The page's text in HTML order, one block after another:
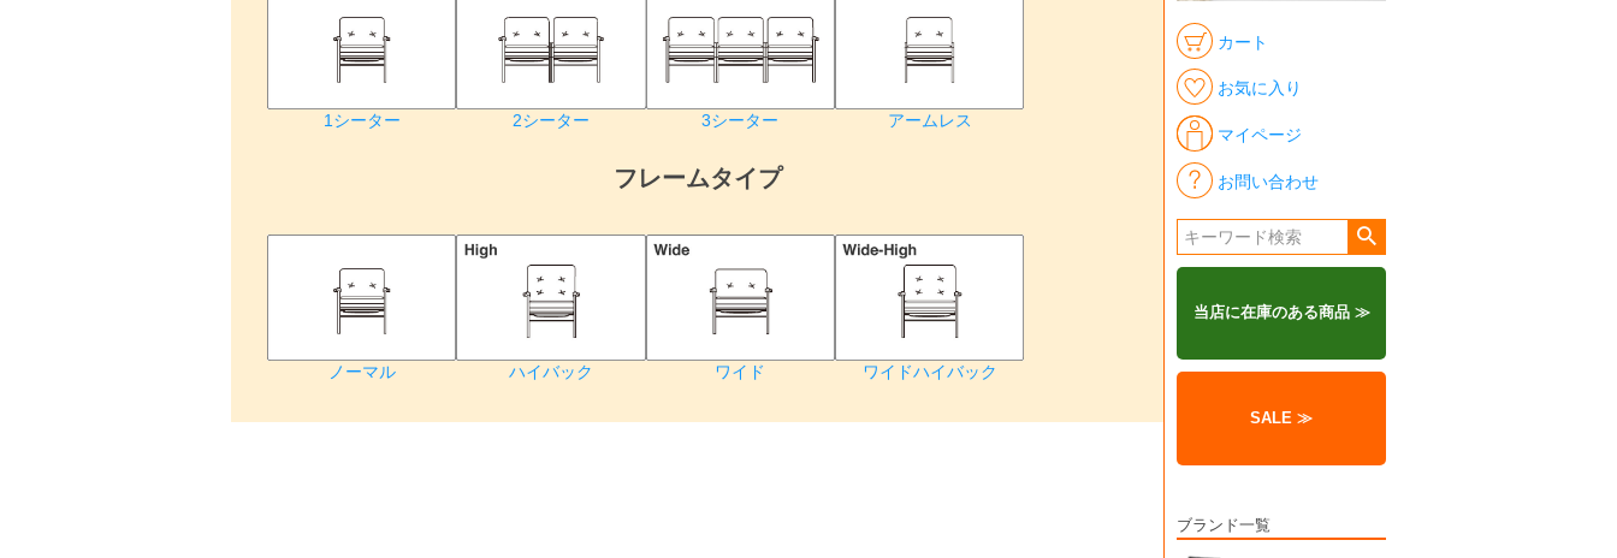
1シーター 2シーター 3シーター アームレス
フレームタイプ
ノーマル ハイバック ワイド ワイドハイバック
カート
お気に入り
マイページ
お問い合わせ
検索
当店に在庫のある商品 ≫
SALE ≫
ブランド一覧